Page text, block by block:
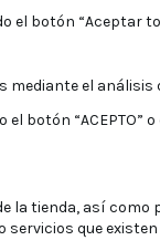
el botón “Aceptar
el análisis
botón “ACEPTO”
la tienda, así
que existen